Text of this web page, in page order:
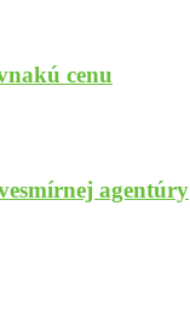
cenu
agentúry